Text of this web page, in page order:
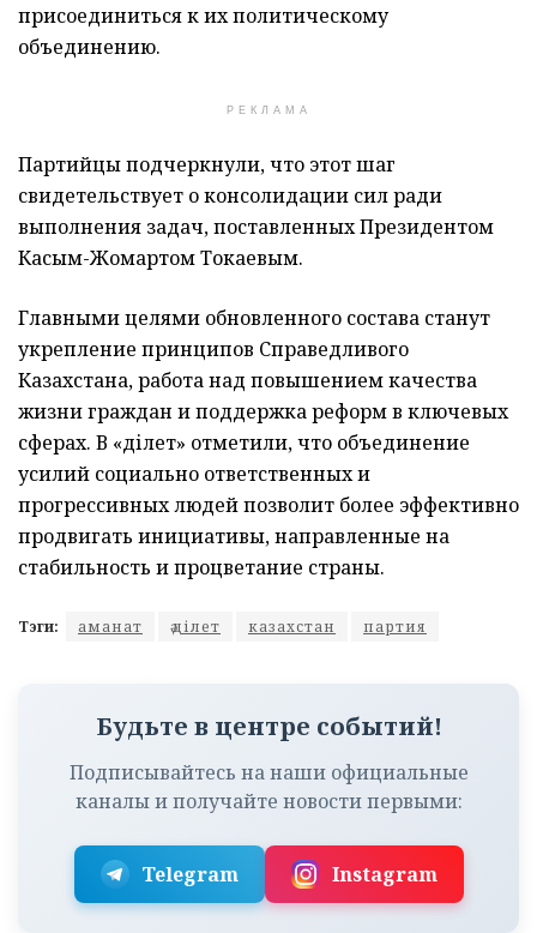
присоединиться к их политическому
объединению.
РЕКЛАМА
Партийцы подчеркнули, что этот шаг
свидетельствует о консолидации сил ради
выполнения задач, поставленных Президентом
Касым-Жомартом Токаевым.
Главными целями обновленного состава станут
укрепление принципов Справедливого
Казахстана, работа над повышением качества
жизни граждан и поддержка реформ в ключевых
сферах. В «Әділет» отметили, что объединение
усилий социально ответственных и
прогрессивных людей позволит более эффективно
продвигать инициативы, направленные на
стабильность и процветание страны.
Тэги: аманат әділет казахстан партия
Будьте в центре событий!
Подписывайтесь на наши официальные
каналы и получайте новости первыми:
Telegram Instagram